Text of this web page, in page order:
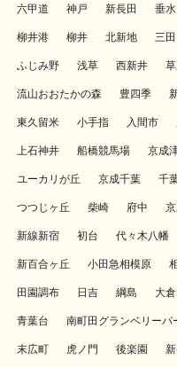
六甲道 神戸 新長田 垂水
柳井港 柳井 北新地 三田
ふじみ野 浅草 西新井
流山おおたかの森 豊四季
東久留米 小手指 入間市
上石神井 船橋競馬場 京成
ユーカリが丘 京成千葉 千
つつじヶ丘 柴崎 府中
新線新宿 初台 代々木八幡
新百合ヶ丘 小田急相模原
田園調布 日吉 綱島 大
青葉台 南町田グランベリーパ
末広町 虎ノ門 後楽園